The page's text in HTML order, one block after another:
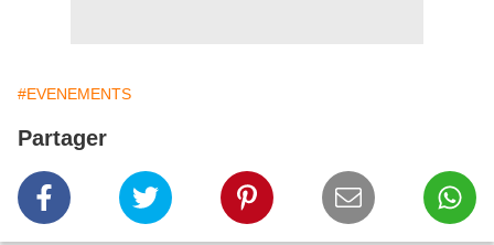
#EVENEMENTS
Partager